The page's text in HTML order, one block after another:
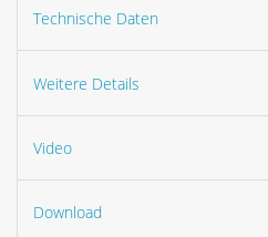
Technische Daten
Weitere Details
Video
Download